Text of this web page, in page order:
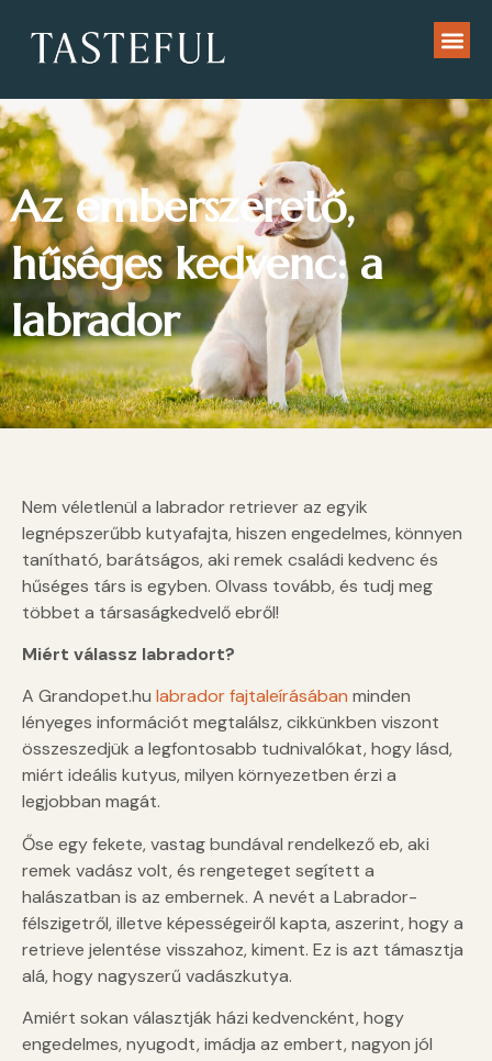
Az emberszerető,
hűséges kedvenc: a
labrador
Nem véletlenül a labrador retriever az egyik
legnépszerűbb kutyafajta, hiszen engedelmes, könnyen
tanítható, barátságos, aki remek családi kedvenc és
hűséges társ is egyben. Olvass tovább, és tudj meg
többet a társaságkedvelő ebről!
Miért válassz labradort?
A Grandopet.hu labrador fajtaleírásában minden
lényeges információt megtalálsz, cikkünkben viszont
összeszedjük a legfontosabb tudnivalókat, hogy lásd,
miért ideális kutyus, milyen környezetben érzi a
legjobban magát.
Őse egy fekete, vastag bundával rendelkező eb, aki
remek vadász volt, és rengeteget segített a
halászatban is az embernek. A nevét a Labrador-
félszigetről, illetve képességeiről kapta, aszerint, hogy a
retrieve jelentése visszahoz, kiment. Ez is azt támasztja
alá, hogy nagyszerű vadászkutya.
Amiért sokan választják házi kedvencként, hogy
engedelmes, nyugodt, imádja az embert, nagyon jól